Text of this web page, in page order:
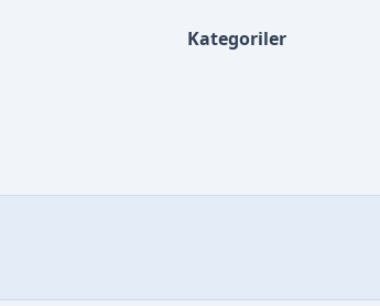
Kategoriler